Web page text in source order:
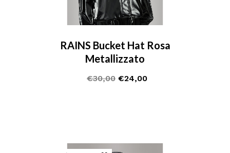
RAINS Bucket Hat Rosa
Metallizzato
€30,00 €24,00